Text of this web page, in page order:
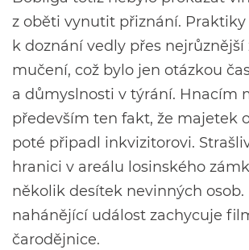
z oběti vynutit přiznání.
k doznání vedly přes nejrůznější
mučení, což bylo jen otázkou
a důmyslnosti v týrání. Hnacím
především ten fakt, že majetek
poté připadl inkvizitorovi.
hranici v areálu losinského
několik desítek nevinných osob.
nahánějící událost zachycuje
čarodějnice.